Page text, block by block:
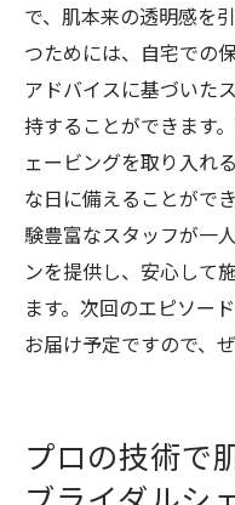
で、肌本来の透明感を
つためには、自宅での
アドバイスに基づいた
持することができます
ェービングを取り入れ
な日に備えることがで
験豊富なスタッフが一
ンを提供し、安心して
ます。次回のエピソー
お届け予定ですので、
プロの技術で